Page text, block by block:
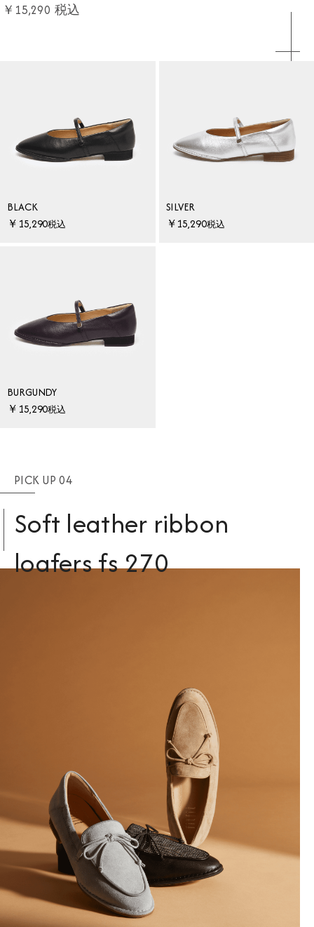
￥15,290 税込
BLACK
￥15,290税込
SILVER
￥15,290税込
BURGUNDY
￥15,290税込
PICK UP 04
Soft leather ribbon
loafers fs 270